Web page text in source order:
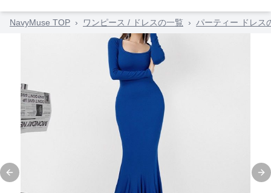
NavyMuse TOP › ワンピース / ドレスの一覧 › パーティー ドレス
Previous slide